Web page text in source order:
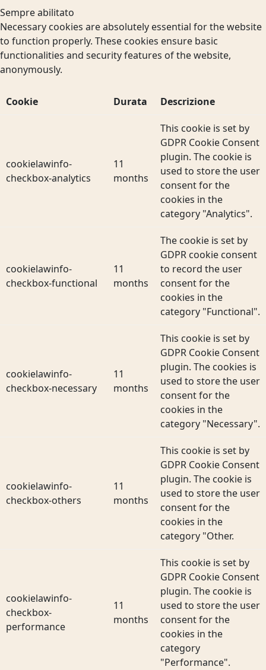
Sempre abilitato
Necessary cookies are absolutely essential for the website
to function properly. These cookies ensure basic
functionalities and security features of the website,
anonymously.
Cookie Durata Descrizione
cookielawinfo-
checkbox-analytics
11
months
This cookie is set by
GDPR Cookie Consent
plugin. The cookie is
used to store the user
consent for the
cookies in the
category "Analytics".
cookielawinfo-
checkbox-functional
11
months
The cookie is set by
GDPR cookie consent
to record the user
consent for the
cookies in the
category "Functional".
cookielawinfo-
checkbox-necessary
11
months
This cookie is set by
GDPR Cookie Consent
plugin. The cookies is
used to store the user
consent for the
cookies in the
category "Necessary".
cookielawinfo-
checkbox-others
11
months
This cookie is set by
GDPR Cookie Consent
plugin. The cookie is
used to store the user
consent for the
cookies in the
category "Other.
cookielawinfo-
checkbox-
performance
11
months
This cookie is set by
GDPR Cookie Consent
plugin. The cookie is
used to store the user
consent for the
cookies in the
category
"Performance".